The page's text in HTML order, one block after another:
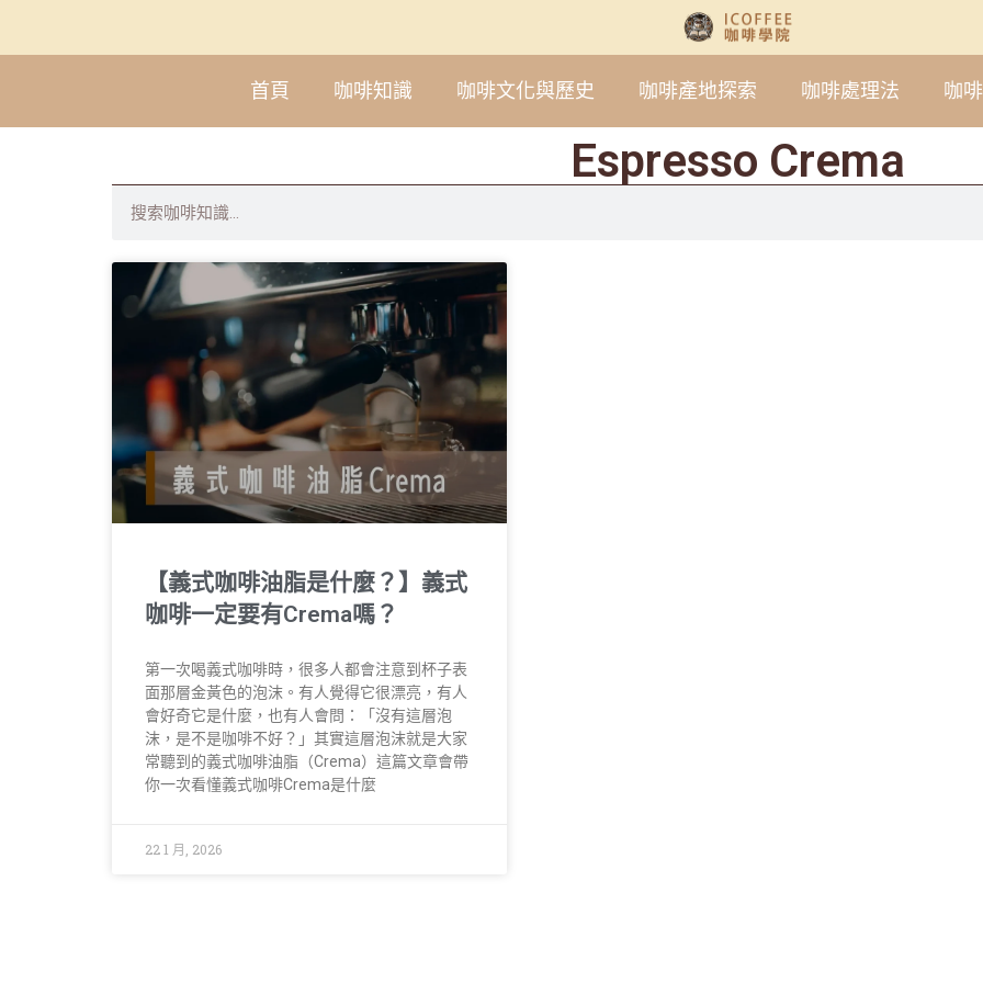
首頁 咖啡知識 咖啡文化與歷史 咖啡產地探索 咖啡處理法 咖
Espresso Crema
【義式咖啡油脂是什麼？】義式
咖啡一定要有Crema嗎？
第一次喝義式咖啡時，很多人都會注意到杯子表
面那層金黃色的泡沫。有人覺得它很漂亮，有人
會好奇它是什麼，也有人會問：「沒有這層泡
沫，是不是咖啡不好？」其實這層泡沫就是大家
常聽到的義式咖啡油脂（Crema）這篇文章會帶
你一次看懂義式咖啡Crema是什麼
22 1 月, 2026